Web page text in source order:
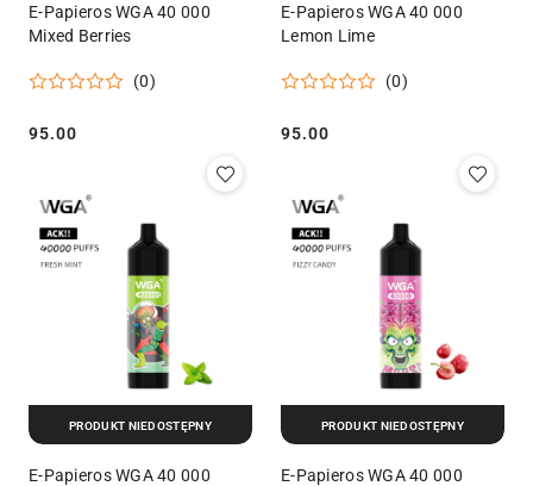
E-Papieros WGA 40 000
Mixed Berries
(0)
Cena:
95.00
E-Papieros WGA 40 000
Lemon Lime
(0)
Cena:
95.00
E-Papieros WGA 40 000
PRODUKT NIEDOSTĘPNY
E-Papieros WGA 40 000
PRODUKT NIEDOSTĘPNY